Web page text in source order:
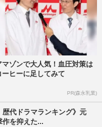
マゾンで大人気！血圧対策は
ーヒーに足してみて
PR(森永乳業)
歴代ドラマランキング》元
作を抑えた...